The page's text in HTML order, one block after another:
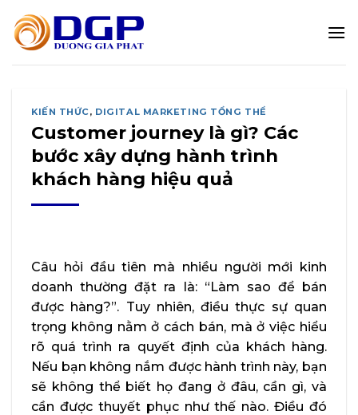
qua
dung
KIẾN THỨC, DIGITAL MARKETING TỔNG THỂ
Customer journey là gì? Các
bước xây dựng hành trình
khách hàng hiệu quả
Câu hỏi đầu tiên mà nhiều người mới kinh
doanh thường đặt ra là: “Làm sao để bán
được hàng?”. Tuy nhiên, điều thực sự quan
trọng không nằm ở cách bán, mà ở việc hiểu
rõ quá trình ra quyết định của khách hàng.
Nếu bạn không nắm được hành trình này, bạn
sẽ không thể biết họ đang ở đâu, cần gì, và
cần được thuyết phục như thế nào. Điều đó